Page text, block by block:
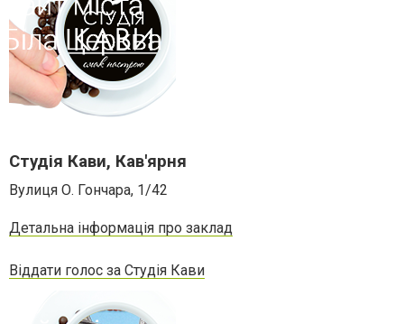
Студія Кави, Кав'ярня
Вулиця О. Гончара, 1/42
Детальна інформація про заклад
Віддати голос за Студія Кави